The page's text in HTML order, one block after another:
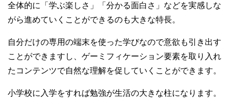
全体的に「学ぶ楽しさ」「分かる面白さ」などを実感しな
がら進めていくことができるのも大きな特長。
自分だけの専用の端末を使った学びなので意欲も引き出す
ことができますし、ゲーミフィケーション要素を取り入れ
たコンテンツで自然な理解を促していくことができます。
小学校に入学をすれば勉強が生活の大きな柱になります。